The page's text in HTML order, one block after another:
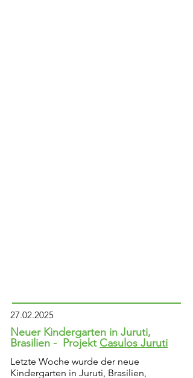
27.02.2025
Neuer Kindergarten in Juruti,
Brasilien - Projekt Casulos Juruti
Letzte Woche wurde der neue
Kindergarten in Juruti, Brasilien,